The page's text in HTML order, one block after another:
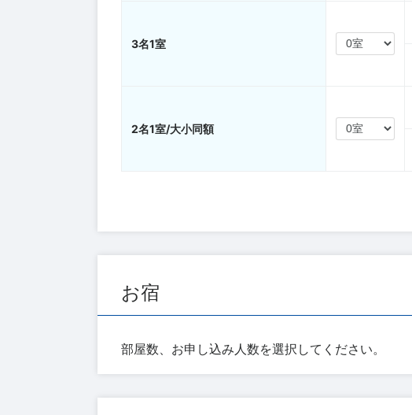
3名1室
2名1室/大小同額
お宿
部屋数、お申し込み人数を選択してください。